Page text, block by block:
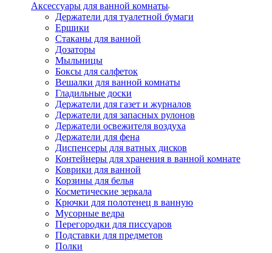
Аксессуары для ванной комнаты
Держатели для туалетной бумаги
Ершики
Стаканы для ванной
Дозаторы
Мыльницы
Боксы для салфеток
Вешалки для ванной комнаты
Гладильные доски
Держатели для газет и журналов
Держатели для запасных рулонов
Держатели освежителя воздуха
Держатели для фена
Диспенсеры для ватных дисков
Контейнеры для хранения в ванной комнате
Коврики для ванной
Корзины для белья
Косметические зеркала
Крючки для полотенец в ванную
Мусорные ведра
Перегородки для писсуаров
Подставки для предметов
Полки